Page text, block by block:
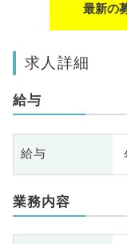
最新の
求人詳細
給与
給与
業務内容